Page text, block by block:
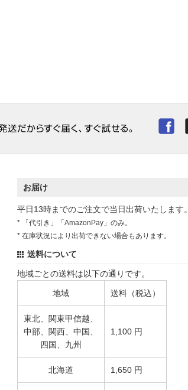
お届け
平日13時までのご注文で当日出荷いたします。
* 「代引き」「AmazonPay」のみ。
* 在庫状況により出荷できない場合もあります。
送料について
地域ごとの送料は以下の通りです。
地域 送料（税込）
東北、関東甲信越、
中部、関西、中国、
四国、九州
1,100 円
北海道 1,650 円